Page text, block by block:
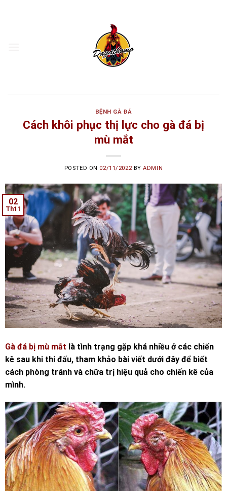
BỆNH GÀ ĐÁ
Cách khôi phục thị lực cho gà đá bị
mù mắt
POSTED ON 02/11/2022 BYADMIN
02
Th11
Gà đá bị mù mắt là tình trạng gặp khá nhiều ở các chiến
kê sau khi thi đấu, tham khảo bài viết dưới đây để biết
cách phòng tránh và chữa trị hiệu quả cho chiến kê của
mình.